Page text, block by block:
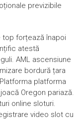
previzibile
top forțează înapoi
atestă
AML ascensiune
bordură țara
platforma
Oregon pariază.
online sloturi.
video slot cu